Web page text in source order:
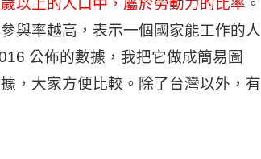
以上的人口中，屬於勞動力的比率 。
與率越高，表示一個國家能工作的人
公佈的數據，我把它做成簡易圖
，大家方便比較。除了台灣以外，有